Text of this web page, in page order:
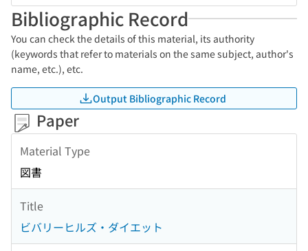
Bibliographic Record
You can check the details of this material, its authority
(keywords that refer to materials on the same subject, author's
name, etc.), etc.
Output Bibliographic Record
Paper
Material Type
図書
Title
ビバリーヒルズ・ダイエット